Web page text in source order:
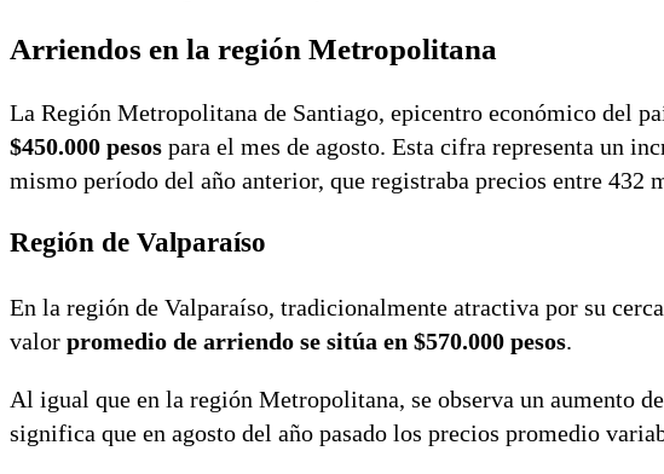
Arriendos en la región Metropolitana
La Región Metropolitana de Santiago, epicentro económico del
$450.000 pesos para el mes de agosto. Esta cifra representa un
mismo período del año anterior, que registraba precios entre 432
Región de Valparaíso
En la región de Valparaíso, tradicionalmente atractiva por su
valor promedio de arriendo se sitúa en $570.000 pesos.
Al igual que en la región Metropolitana, se observa un aumento
significa que en agosto del año pasado los precios promedio